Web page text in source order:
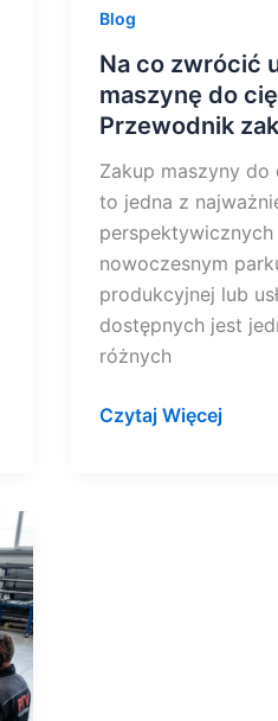
Blog
Na co zwrócić
maszynę do
Przewodnik
Zakup maszyny
to jedna z
nowoczesnym
produkcyjnej lub
dostępnych jest
różnych
Czytaj Więcej